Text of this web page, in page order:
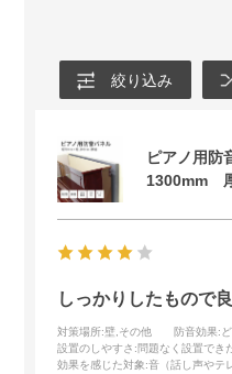
絞り込み
ピアノ用
1300mm
しっかりしたもので
対策場所:壁,その他 防音効果:
設置のしやすさ :問題なく設置でき
効果を感じた対象:音（話し声やテ